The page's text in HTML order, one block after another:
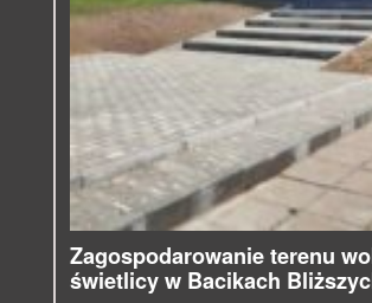
Zagospodarowanie terenu
świetlicy w Bacikach